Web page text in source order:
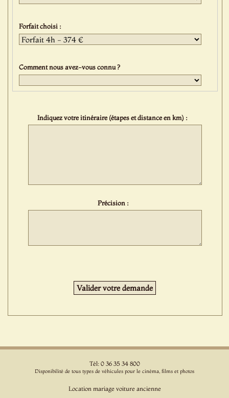
Forfait choisi :
Comment nous avez-vous connu ?
Indiquez votre itinéraire (étapes et distance en km) :
Précision :
Tél: 0 36 35 34 800
Disponibilité de tous types de véhicules pour le cinéma, films et photos
Location mariage voiture ancienne